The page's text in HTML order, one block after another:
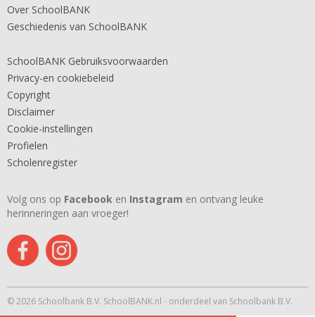
Over SchoolBANK
Geschiedenis van SchoolBANK
SchoolBANK Gebruiksvoorwaarden
Privacy-en cookiebeleid
Copyright
Disclaimer
Cookie-instellingen
Profielen
Scholenregister
Volg ons op Facebook en Instagram en ontvang leuke
herinneringen aan vroeger!
© 2026 Schoolbank B.V. SchoolBANK.nl - onderdeel van Schoolbank B.V.